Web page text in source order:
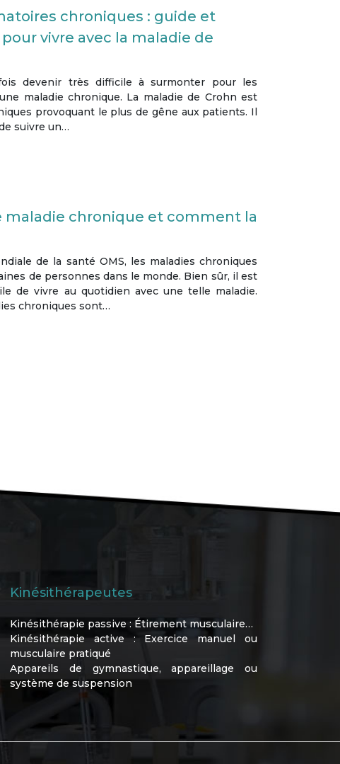
chroniques : guide et
vivre avec la maladie de
devenir très difficile à surmonter pour les
maladie chronique. La maladie de Crohn est
provoquant le plus de gêne aux patients. Il
suivre un…
maladie chronique et comment la
de la santé OMS, les maladies chroniques
de personnes dans le monde. Bien sûr, il est
de vivre au quotidien avec une telle maladie.
chroniques sont…
Kinésithérapeutes
Kinésithérapie passive : Étirement musculaire…
Kinésithérapie active : Exercice manuel ou
musculaire pratiqué
Appareils de gymnastique, appareillage ou
système de suspension